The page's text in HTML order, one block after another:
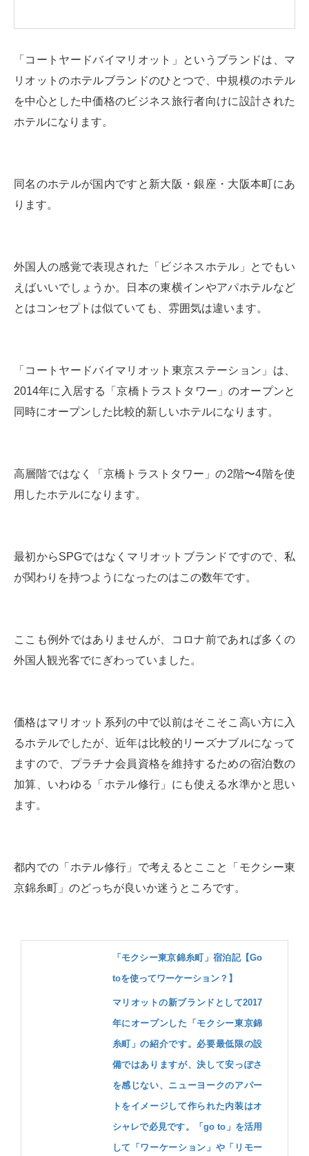
「コートヤードバイマリオット」というブランドは、マ
リオットのホテルブランドのひとつで、中規模のホテル
を中心とした中価格のビジネス旅行者向けに設計された
ホテルになります。
同名のホテルが国内ですと新大阪・銀座・大阪本町にあ
ります。
外国人の感覚で表現された「ビジネスホテル」とでもい
えばいいでしょうか。日本の東横インやアパホテルなど
とはコンセプトは似ていても、雰囲気は違います。
「コートヤードバイマリオット東京ステーション」は、
2014年に入居する「京橋トラストタワー」のオープンと
同時にオープンした比較的新しいホテルになります。
高層階ではなく「京橋トラストタワー」の2階〜4階を使
用したホテルになります。
最初からSPGではなくマリオットブランドですので、私
が関わりを持つようになったのはこの数年です。
ここも例外ではありませんが、コロナ前であれば多くの
外国人観光客でにぎわっていました。
価格はマリオット系列の中で以前はそこそこ高い方に入
るホテルでしたが、近年は比較的リーズナブルになって
ますので、プラチナ会員資格を維持するための宿泊数の
加算、いわゆる「ホテル修行」にも使える水準かと思い
ます。
都内での「ホテル修行」で考えるとここと「モクシー東
京錦糸町」のどっちが良いか迷うところです。
「モクシー東京錦糸町」宿泊記【Go
toを使ってワーケーション？】
マリオットの新ブランドとして2017
年にオープンした「モクシー東京錦
糸町」の紹介です。必要最低限の設
備ではありますが、決して安っぽさ
を感じない、ニューヨークのアパー
トをイメージして作られた内装はオ
シャレで必見です。「go to」を活用
して「ワーケーション」や「リモー